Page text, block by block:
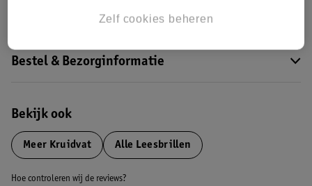
Bestel & Bezorginformatie
Bekijk ook
Meer Kruidvat Alle Leesbrillen
Hoe controleren wij de reviews?
Zelf cookies beheren